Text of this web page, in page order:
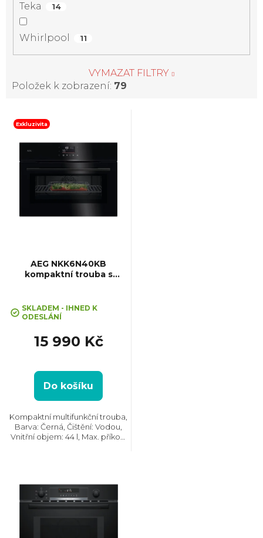
Teka 14
Whirlpool 11
VYMAZAT FILTRY
Položek k zobrazení: 79
V
o
k
t
Exkluzivita
AEG NKK6N40KB
kompaktní trouba s
SKLADEM - IHNED K
ODESLÁNÍ
15 990 Kč
Do košíku
Kompaktní multifunkční trouba,
Barva: Černá, Čištění: Vodou,
Vnitřní objem: 44 l, Max. příkon: